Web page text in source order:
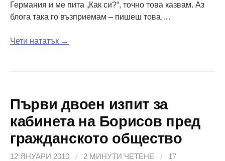
Германия и ме пита „Как си?“, точно това казвам. Аз
блога така го възприемам – пишеш това,…
Чети нататък →
Първи двоен изпит за
кабинета на Борисов пред
гражданското общество
12 ЯНУАРИ 2010 / 2 МИНУТИ ЧЕТЕНЕ /
17